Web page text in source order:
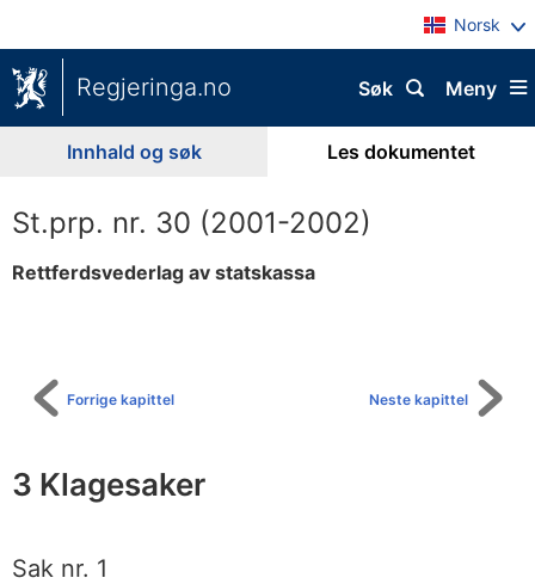
Norsk
Regjeringa.no Meny
Søk
Innhald og søk Les dokumentet
St.prp. nr. 30 (2001-2002)
Rettferdsvederlag av statskassa
Neste kapittel
Forrige kapittel
3 Klagesaker
Sak nr. 1